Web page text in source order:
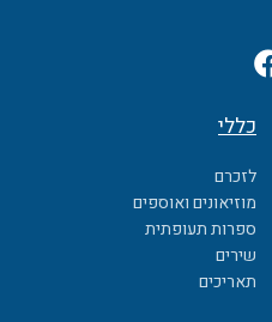
F
a
e
b
o
o
k
כללי
לזכרם
מוזיאונים ואוספים
ספרות תעופתית
שירים
תאריכים